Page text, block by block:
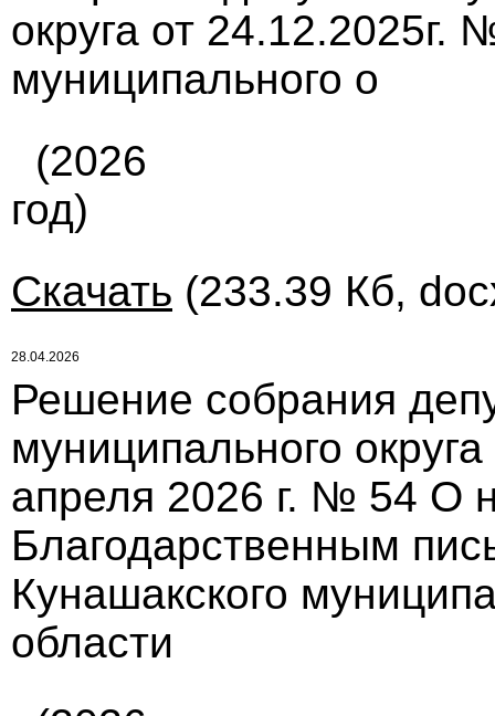
округа от
муниципального о
(2026
год)
Скачать (233.39 Кб,
28.04.2026
Решение собрания
муниципального
апреля 2026 г. № 54 О
Благодарственным
Кунашакского
области